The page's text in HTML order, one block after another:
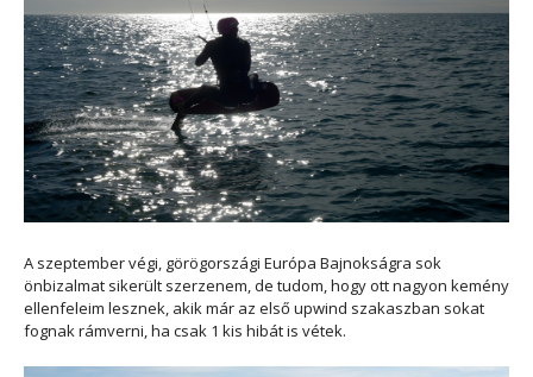
A szeptember végi, görögországi Európa Bajnokságra sok
önbizalmat sikerült szerzenem, de tudom, hogy ott nagyon kemény
ellenfeleim lesznek, akik már az első upwind szakaszban sokat
fognak rámverni, ha csak 1 kis hibát is vétek.